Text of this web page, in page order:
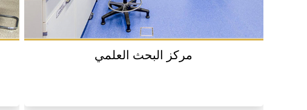
مركز البحث العلمي